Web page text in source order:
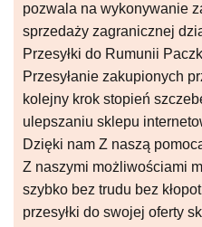
pozwala na wykonywanie
sprzedaży zagranicznej
Przesyłki do Rumunii
Przesyłanie zakupionych
kolejny krok stopień
ulepszaniu sklepu
Dzięki nam Z naszą
Z naszymi możliwościami
szybko bez trudu bez
przesyłki do swojej oferty